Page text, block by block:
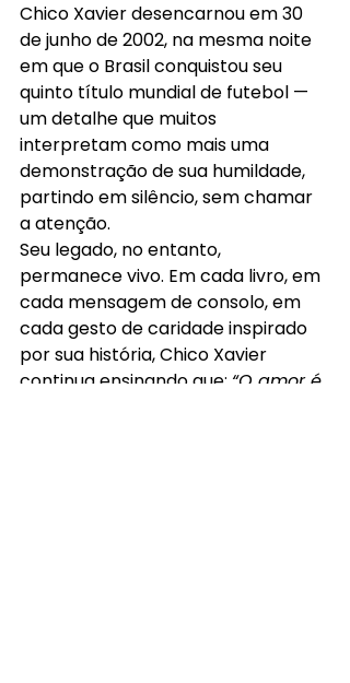
Chico Xavier desencarnou em 30
de junho de 2002, na mesma noite
em que o Brasil conquistou seu
quinto título mundial de futebol —
um detalhe que muitos
interpretam como mais uma
demonstração de sua humildade,
partindo em silêncio, sem chamar
a atenção.
Seu legado, no entanto,
permanece vivo. Em cada livro, em
cada mensagem de consolo, em
cada gesto de caridade inspirado
por sua história, Chico Xavier
continua ensinando que: “O amor é